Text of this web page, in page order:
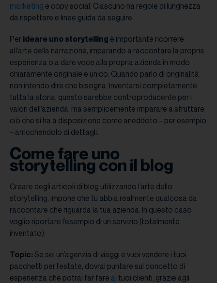
marketing e copy social. Ciascuno ha regole di lunghezza
da rispettare e linee guida da seguire.
Per ideare uno storytelling è importante ricorrere
all’arte della narrazione, imparando a raccontare la propria
esperienza o a dare voce alla propria azienda in modo
chiaramente originale e unico. Quando parlo di originalità
non intendo dire che bisogna ‘inventarsi completamente
tutta la storia, questo sarebbe controproducente per i
valori dell’azienda, ma semplicemente imparare a sfruttare
ciò che si ha a disposizione come aneddoto – per esempio
– arricchendolo di dettagli.
Come fare uno
storytelling con il blog
Creare degli articoli di blog utilizzando l’arte dello
storytelling, impone che tu abbia realmente qualcosa da
raccontare che riguarda la tua azienda. In questo caso
voglio riportare l’esempio di un servizio (totalmente
inventato).
Topic:Se sei un’agenzia di viaggi e vuoi vendere i tuoi
pacchetti per l’estate, dovrai puntare sul concetto di
esperienza che potrai far fare ai tuoi clienti, grazie agli